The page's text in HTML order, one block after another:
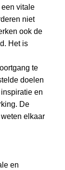
vitale
niet
ook de
Het is
te
doelen
en
De
elkaar
en